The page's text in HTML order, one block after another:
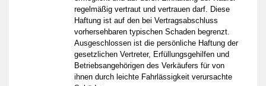
regelmäßig vertraut und vertrauen darf. Diese
Haftung ist auf den bei Vertragsabschluss
vorhersehbaren typischen Schaden begrenzt.
Ausgeschlossen ist die persönliche Haftung der
gesetzlichen Vertreter, Erfüllungsgehilfen und
Betriebsangehörigen des Verkäufers für von
ihnen durch leichte Fahrlässigkeit verursachte